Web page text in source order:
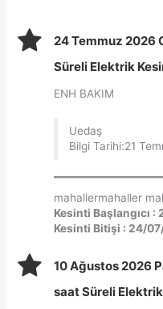
24 Temmuz 2026
Süreli Elektrik
ENH BAKIM
Uedaş
Bilgi Tarihi:21
mahallermahaller
Kesinti Başlangıcı
Kesinti Bitişi : 24/
10 Ağustos 2026
saat Süreli